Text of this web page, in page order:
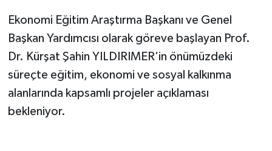
Ekonomi Eğitim Araştırma Başkanı ve Genel
Başkan Yardımcısı olarak göreve başlayan Prof.
Dr. Kürşat Şahin YILDIRIMER’in önümüzdeki
süreçte eğitim, ekonomi ve sosyal kalkınma
alanlarında kapsamlı projeler açıklaması
bekleniyor.